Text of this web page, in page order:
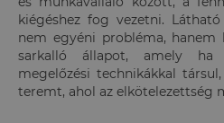
kiégéshez fog vezetni.
nem egyéni probléma, hanem
sarkalló állapot, amely ha
megelőzési technikákkal
teremt, ahol az elkötelezettség